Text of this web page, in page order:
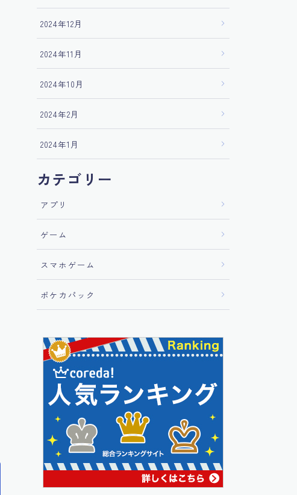
2024年12月
2024年11月
2024年10月
2024年2月
2024年1月
カテゴリー
アプリ
ゲーム
スマホゲーム
ポケカパック